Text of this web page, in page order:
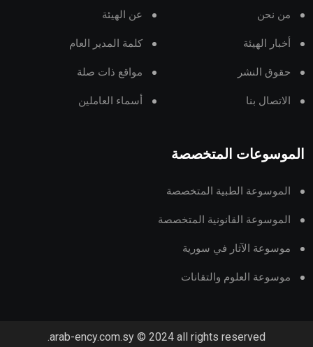
من نحن عن الهيئة
أخبار الهيئة كلمة المدير العام
حقوق النشر مواقع ذات صلة
الاتصال بنا أسماء العاملين
الموسوعات المتخصصة
الموسوعة الطبية المتخصصة
الموسوعة القانونية المتخصصة
موسوعة الآثار في سورية
موسوعة العلوم والتقانات
arab-ency.com.sy © 2024 all rights reserved.